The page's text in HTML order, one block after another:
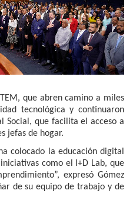
que abren camino a miles
tecnológica y continuaron
Social, que facilita el acceso a
jefas de hogar.
colocado la educación digital
como el I+D Lab, que
expresó Gómez
de su equipo de trabajo y de